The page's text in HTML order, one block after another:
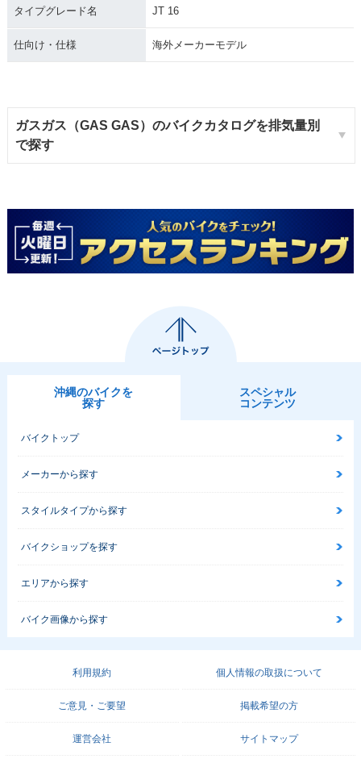
タイプグレード名 JT 16
仕向け・仕様 海外メーカーモデル
ガスガス（GAS GAS）のバイクカタログを排気量別
で探す
沖縄のバイクを
探す
スペシャル
コンテンツ
バイクトップ
メーカーから探す
スタイルタイプから探す
バイクショップを探す
エリアから探す
バイク画像から探す
利用規約 個人情報の取扱について
ご意見・ご要望 掲載希望の方
運営会社 サイトマップ